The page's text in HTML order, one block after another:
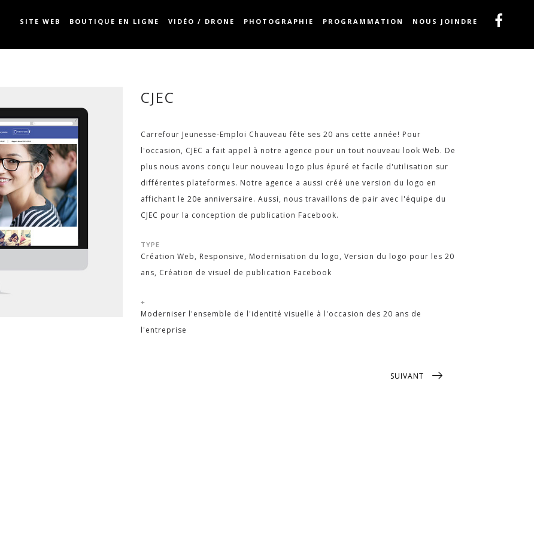
SITE WEB BOUTIQUE EN LIGNE VIDÉO / DRONE PHOTOGRAPHIE PROGRAMMATION NOUS JOINDRE
CJEC
Carrefour Jeunesse-Emploi Chauveau fête ses 20 ans cette année! Pour
l'occasion, CJEC a fait appel à notre agence pour un tout nouveau look Web. De
plus nous avons conçu leur nouveau logo plus épuré et facile d'utilisation sur
différentes plateformes. Notre agence a aussi créé une version du logo en
affichant le 20e anniversaire. Aussi, nous travaillons de pair avec l'équipe du
CJEC pour la conception de publication Facebook.
TYPE
Création Web, Responsive, Modernisation du logo, Version du logo pour les 20
ans, Création de visuel de publication Facebook
+
Moderniser l'ensemble de l'identité visuelle à l'occasion des 20 ans de
l'entreprise
SUIVANT